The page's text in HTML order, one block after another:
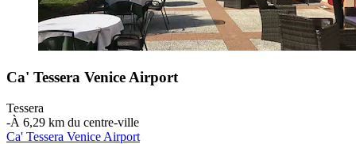
Ca' Tessera Venice Airport
Tessera
‐À 6,29 km du centre-ville
Ca' Tessera Venice Airport